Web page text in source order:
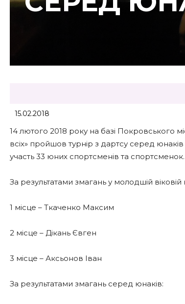
15.02.2018
14 лютого 2018 року на базі Покровського
всіх» пройшов турнір з дартсу серед
участь 33 юних спортсменів та спортсменок.
За результатами змагань у молодшій віковій
1 місце – Ткаченко Максим
2 місце – Дікань Євген
3 місце – Аксьонов Іван
За результатами змагань серед юнаків: